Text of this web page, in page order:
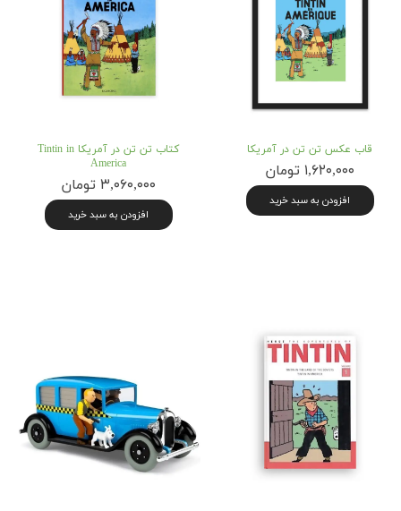
قاب عکس تن تن در آمریکا
۱,۶۲۰,۰۰۰ تومان
افزودن به سبد خرید
کتاب تن تن در آمریکا Tintin in
America
۳,۰۶۰,۰۰۰ تومان
افزودن به سبد خرید